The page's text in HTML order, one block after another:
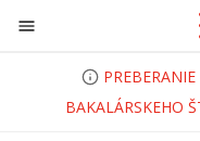
Prejsť na obsah
BAKALÁRSKEHO